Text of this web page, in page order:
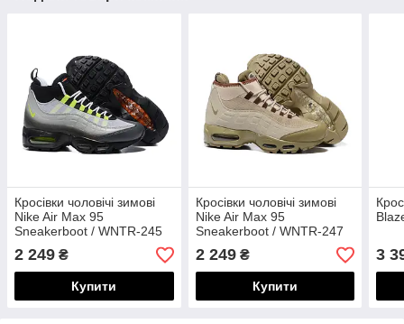
Кросівки чоловічі зимові
Nike Air Max 95
Sneakerboot / WNTR-245
2 249 ₴
Купити
Кросівки чоловічі зимові
Nike Air Max 95
Sneakerboot / WNTR-247
2 249₴
Купити
3